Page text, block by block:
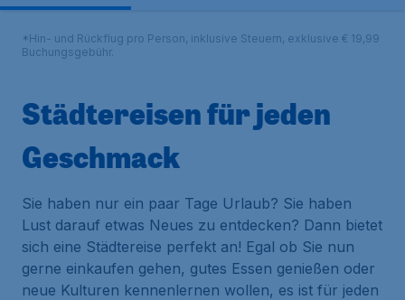
*Hin- und Rückflug pro Person, inklusive Steuern, exklusive € 19,99
Buchungsgebühr.
Städtereisen für jeden
Geschmack
Sie haben nur ein paar Tage Urlaub? Sie haben
Lust darauf etwas Neues zu entdecken? Dann bietet
sich eine Städtereise perfekt an! Egal ob Sie nun
gerne einkaufen gehen, gutes Essen genießen oder
neue Kulturen kennenlernen wollen, es ist für jeden